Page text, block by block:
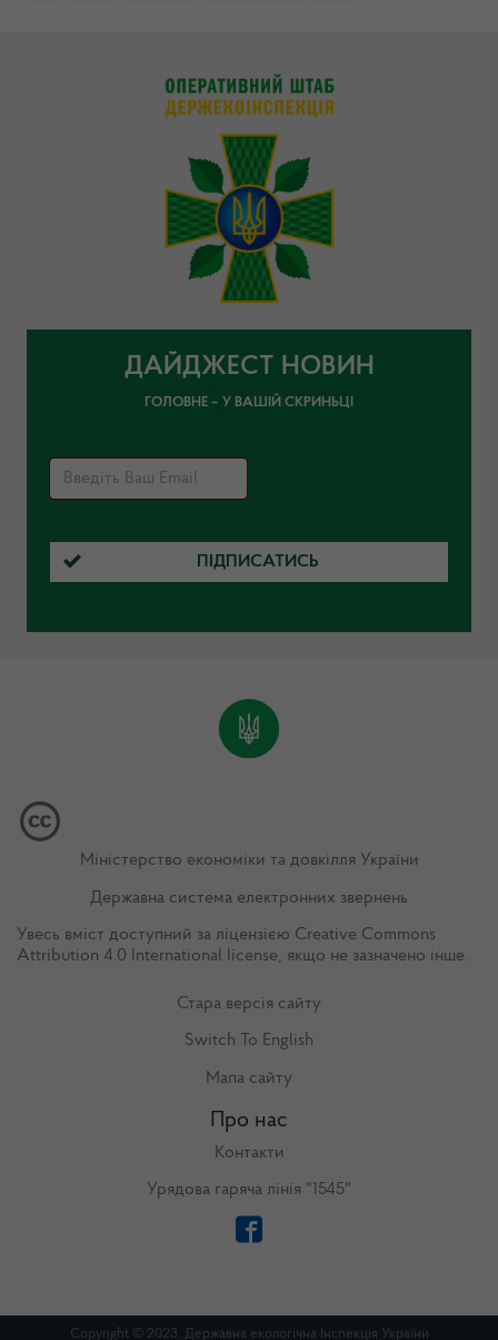
ДАЙДЖЕСТ НОВИН
ГОЛОВНЕ – У ВАШІЙ СКРИНЬЦІ
ПІДПИСАТИСЬ
Міністерство економіки та довкілля України
Державна система електронних звернень
Увесь вміст доступний за ліцензією Creative Commons
Attribution 4.0 International license, якщо не зазначено інше.
Стара версія сайту
Switch To English
Мапа сайту
Про нас
Контакти
Урядова гаряча лінія "1545"
Copyright © 2023. Державна екологічна Інспекція України